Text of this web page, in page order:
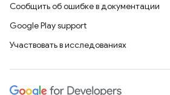
Сообщить об ошибке в документации
Google Play support
Участвовать в исследованиях